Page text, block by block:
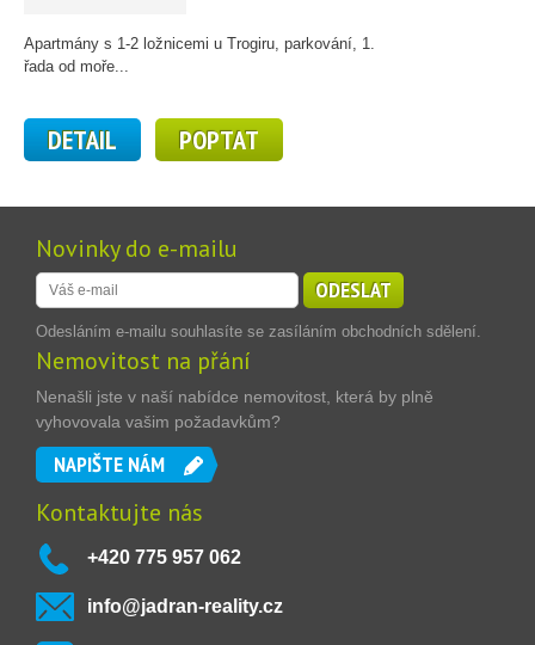
Apartmány s 1-2 ložnicemi u Trogiru, parkování, 1.
řada od moře...
DETAIL POPTAT
Novinky do e-mailu
ODESLAT
Odesláním e-mailu souhlasíte se zasíláním obchodních sdělení.
Nemovitost na přání
Nenašli jste v naší nabídce nemovitost, která by plně
vyhovovala vašim požadavkům?
NAPIŠTE NÁM
Kontaktujte nás
+420 775 957 062
info@jadran-reality.cz